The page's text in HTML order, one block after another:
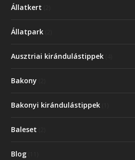
Állatkert
Állatpark
Ausztriai kirándulástippek
Bakony
Bakonyi kirándulástippek
Baleset
Blog